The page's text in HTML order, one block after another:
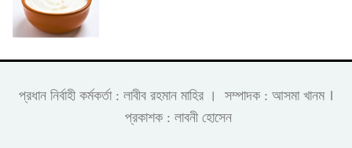
প্রধান নির্বাহী কর্মকর্তা : লাবীব রহমান মাহির । সম্পাদক : আসমা খানম ।
প্রকাশক : লাবনী হোসেন